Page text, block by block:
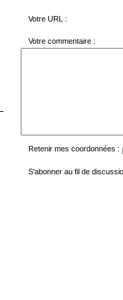
Votre URL :
Votre commentaire :
Retenir mes coordonnées :
S'abonner au fil de